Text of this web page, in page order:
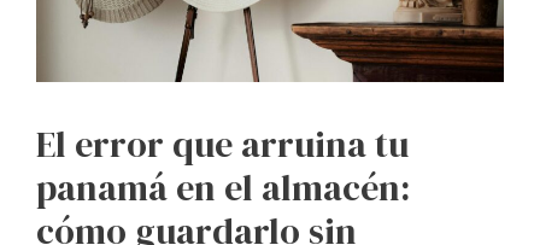
El error que arruina tu
panamá en el almacén:
cómo guardarlo sin